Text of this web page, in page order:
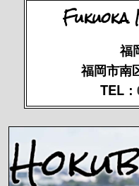
福
福岡市南
TEL：